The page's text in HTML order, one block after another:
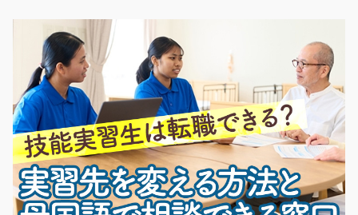
【富士見町☆時給1150円】 【時間 8：30～17：15】 小
さな部品を数えて箱…
長期（3ヶ月以上）
時給1150円
長野県諏訪郡富士見町
気になる
菓子パンや食パンの製造のお仕事/t03_00037